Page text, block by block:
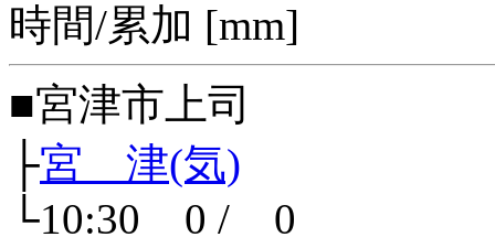
時間/累加 [mm]
■宮津市上司
├宮 津(気)
└10:30 0 / 0